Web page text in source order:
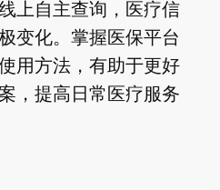
上自主查询，医疗信
变化。掌握医保平台
用方法，有助于更好
，提高日常医疗服务